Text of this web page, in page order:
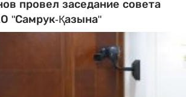
провел заседание совета
"Самрук-Қазына"